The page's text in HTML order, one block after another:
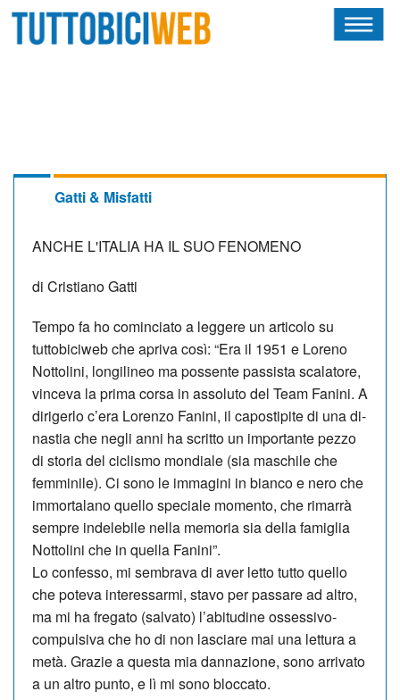
NEWSLETTER
Gatti & Misfatti
ANCHE L'ITALIA HA IL SUO FENOMENO
di Cristiano Gatti
Tempo fa ho cominciato a leggere un articolo su
tuttobiciweb che apriva così: “Era il 1951 e Loreno
Nottolini, longilineo ma possente passista scalatore,
vinceva la prima corsa in assoluto del Team Fanini. A
dirigerlo c’era Lorenzo Fa­nini, il capostipite di una di­
nastia che ne­gli anni ha scritto un importante pezzo
di storia del ciclismo mondiale (sia maschile che
femminile). Ci sono le immagini in bianco e nero che
immortalano quello speciale momento, che rimarrà
sempre indelebile nella me­moria sia della fa­miglia
Not­tolini che in quella Fanini”.
Lo confesso, mi sembrava di aver letto tutto quello
che po­teva interessarmi, stavo per passare ad altro,
ma mi ha fregato (salvato) l’abitudine ossessivo-
compulsiva che ho di non lasciare mai una let­tura a
metà. Grazie a questa mia dannazione, sono ar­rivato
a un altro punto, e lì mi sono bloccato.